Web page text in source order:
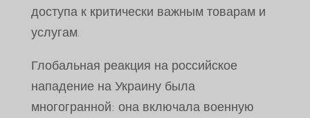
доступа к критически важным товарам и
услугам.
Глобальная реакция на российское
нападение на Украину была
многогранной: она включала военную